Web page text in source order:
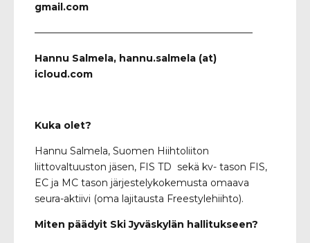
gmail.com
——————————————————————–
Hannu Salmela, hannu.salmela (at)
icloud.com
Kuka olet?
Hannu Salmela, Suomen Hiihtoliiton
liittovaltuuston jäsen, FIS TD sekä kv- tason FIS,
EC ja MC tason järjestelykokemusta omaava
seura-aktiivi (oma lajitausta Freestylehiihto).
Miten päädyit Ski Jyväskylän hallitukseen?